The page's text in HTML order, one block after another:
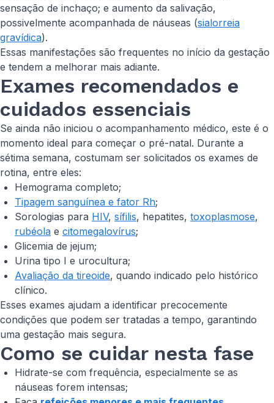
sensação de inchaço; e aumento da salivação,
possivelmente acompanhada de náuseas (sialorreia
gravídica).
Essas manifestações são frequentes no início da gestação
e tendem a melhorar mais adiante.
Exames recomendados e
cuidados essenciais
Se ainda não iniciou o acompanhamento médico, este é o
momento ideal para começar o pré-natal. Durante a
sétima semana, costumam ser solicitados os exames de
rotina, entre eles:
Hemograma completo;
Tipagem sanguínea e fator Rh;
Sorologias para HIV, sífilis, hepatites, toxoplasmose,
rubéola e citomegalovírus;
Glicemia de jejum;
Urina tipo I e urocultura;
Avaliação da tireoide, quando indicado pelo histórico
clínico.
Esses exames ajudam a identificar precocemente
condições que podem ser tratadas a tempo, garantindo
uma gestação mais segura.
Como se cuidar nesta fase
Hidrate-se com frequência, especialmente se as
náuseas forem intensas;